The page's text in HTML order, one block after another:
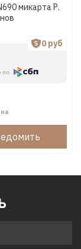
микарта Р.
по
0 руб